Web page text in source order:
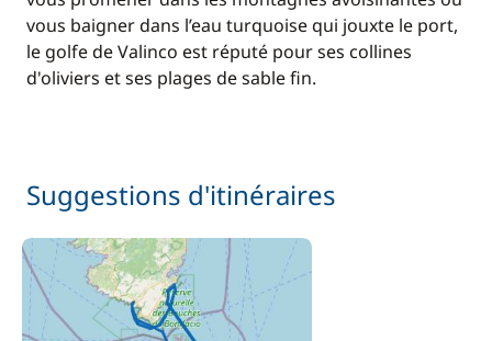
vous baigner dans l’eau turquoise qui jouxte le port,
le golfe de Valinco est réputé pour ses collines
d'oliviers et ses plages de sable fin.
Suggestions d'itinéraires